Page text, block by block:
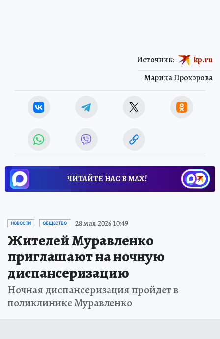
Марина Прохорова
Источник: kp.ru
ЧИТАЙТЕ НАС В МАХ!
НОВОСТИ ОБЩЕСТВО 28 мая 2026 10:49
Жителей Муравленко
приглашают на ночную
диспансеризацию
Ночная диспансеризация пройдет в
поликлинике Муравленко